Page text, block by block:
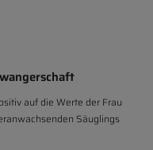
auf die Werte der Frau
Säuglings